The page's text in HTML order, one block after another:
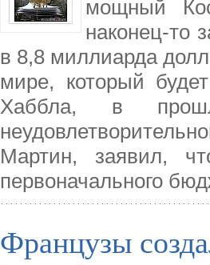
мощный
наконец-то
в 8,8 миллиарда
мире, который
Хаббла, в
Мартин, заявил,
первоначального
Французы